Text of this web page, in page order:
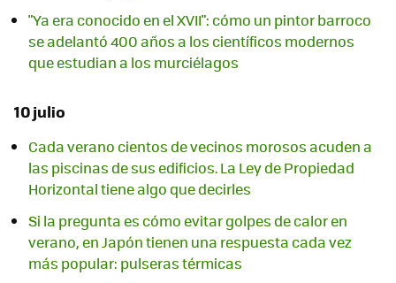
"Ya era conocido en el XVII": cómo un pintor barroco
se adelantó 400 años a los científicos modernos
que estudian a los murciélagos
10 julio
Cada verano cientos de vecinos morosos acuden a
las piscinas de sus edificios. La Ley de Propiedad
Horizontal tiene algo que decirles
Si la pregunta es cómo evitar golpes de calor en
verano, en Japón tienen una respuesta cada vez
más popular: pulseras térmicas